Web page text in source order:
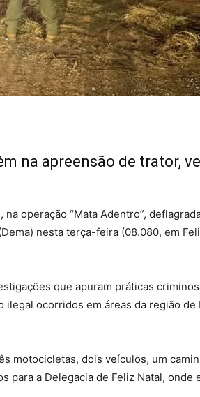
na apreensão de trator,
operação “Mata Adentro”,
nesta terça-feira (08.080, em
que apuram práticas
ocorridos em áreas da região de
motocicletas, dois veículos, um
para a Delegacia de Feliz Natal, onde